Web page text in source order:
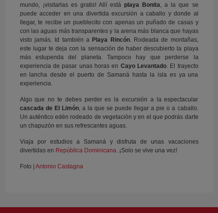
mundo, ¡visitarlas es gratis! Allí está playa Bonita, a la que se
puede acceder en una divertida excursión a caballo y donde al
llegar, te recibe un pueblecito con apenas un puñado de casas y
con las aguas más transparentes y la arena más blanca que hayas
visto jamás. Id también a Playa Rincón. Rodeada de montañas,
este lugar te deja con la sensación de haber descubierto la playa
más estupenda del planeta. Tampoco hay que perderse la
experiencia de pasar unas horas en Cayo Levantado. El trayecto
en lancha desde el puerto de Samaná hasta la isla es ya una
experiencia.
Algo que no te debes perder es la excursión a la espectacular
cascada de El Limón, a la que se puede llegar a pie o a caballo.
Un auténtico edén rodeado de vegetación y en el que podrás darte
un chapuzón en sus refrescantes aguas.
Viaja por estudios a Samaná y disfruta de unas vacaciones
divertidas en República Dominicana. ¡Solo se vive una vez!
Foto | Antonio Castagna